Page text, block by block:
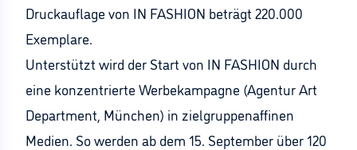
Druckauflage von IN FASHION beträgt 220.000
Exemplare.
Unterstützt wird der Start von IN FASHION durch
eine konzentrierte Werbekampagne (Agentur Art
Department, München) in zielgruppenaffinen
Medien. So werden ab dem 15. September über 120